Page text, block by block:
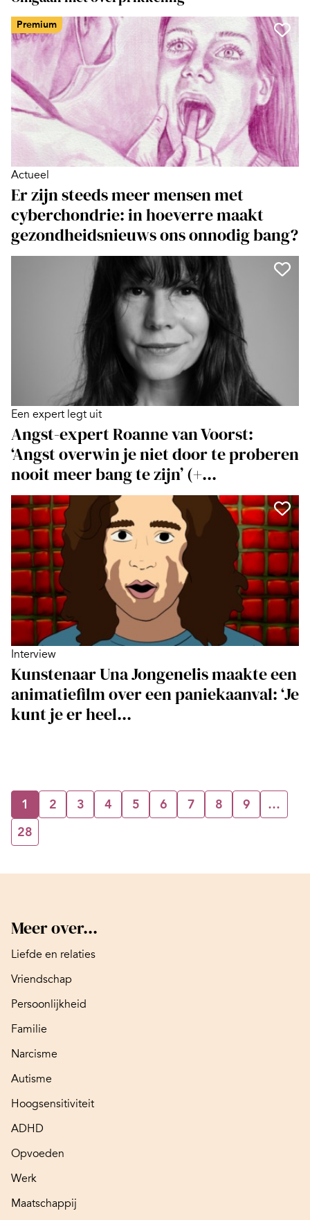
Premium
Actueel
Er zijn steeds meer mensen met
cyberchondrie: in hoeverre maakt
gezondheidsnieuws ons onnodig bang?
Een expert legt uit
Angst-expert Roanne van Voorst:
‘Angst overwin je niet door te proberen
nooit meer bang te zijn’ (+...
Interview
Kunstenaar Una Jongenelis maakte een
animatiefilm over een paniekaanval: ‘Je
kunt je er heel...
1 2 3 4 5 6 7 8 9
…
28
Meer over...
Liefde en relaties
Vriendschap
Persoonlijkheid
Familie
Narcisme
Autisme
Hoogsensitiviteit
ADHD
Opvoeden
Werk
Maatschappij